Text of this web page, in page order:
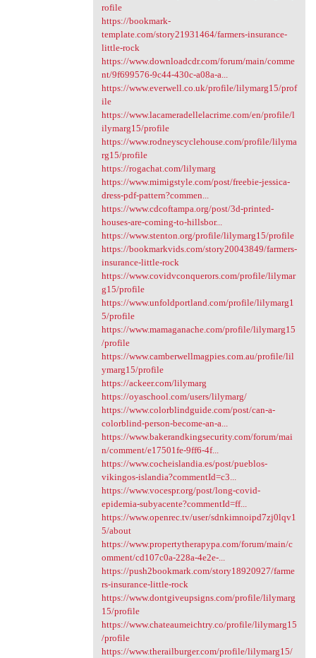
rofile
https://bookmark-
template.com/story21931464/farmers-insurance-
little-rock
https://www.downloadcdr.com/forum/main/comme
nt/9f699576-9c44-430c-a08a-a...
https://www.everwell.co.uk/profile/lilymarg15/prof
ile
https://www.lacameradellelacrime.com/en/profile/l
ilymarg15/profile
https://www.rodneyscyclehouse.com/profile/lilyma
rg15/profile
https://rogachat.com/lilymarg
https://www.mimigstyle.com/post/freebie-jessica-
dress-pdf-pattern?commen...
https://www.cdcoftampa.org/post/3d-printed-
houses-are-coming-to-hillsbor...
https://www.stenton.org/profile/lilymarg15/profile
https://bookmarkvids.com/story20043849/farmers-
insurance-little-rock
https://www.covidvconquerors.com/profile/lilymar
g15/profile
https://www.unfoldportland.com/profile/lilymarg1
5/profile
https://www.mamaganache.com/profile/lilymarg15
/profile
https://www.camberwellmagpies.com.au/profile/lil
ymarg15/profile
https://ackeer.com/lilymarg
https://oyaschool.com/users/lilymarg/
https://www.colorblindguide.com/post/can-a-
colorblind-person-become-an-a...
https://www.bakerandkingsecurity.com/forum/mai
n/comment/e17501fe-9ff6-4f...
https://www.cocheislandia.es/post/pueblos-
vikingos-islandia?commentId=c3...
https://www.vocespr.org/post/long-covid-
epidemia-subyacente?commentId=ff...
https://www.openrec.tv/user/sdnkimnoipd7zj0lqv1
5/about
https://www.propertytherapypa.com/forum/main/c
omment/cd107c0a-228a-4e2e-...
https://push2bookmark.com/story18920927/farme
rs-insurance-little-rock
https://www.dontgiveupsigns.com/profile/lilymarg
15/profile
https://www.chateaumeichtry.co/profile/lilymarg15
/profile
https://www.therailburger.com/profile/lilymarg15/